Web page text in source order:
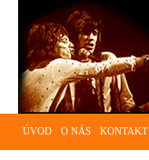
ÚVOD O NÁS KONTAKT